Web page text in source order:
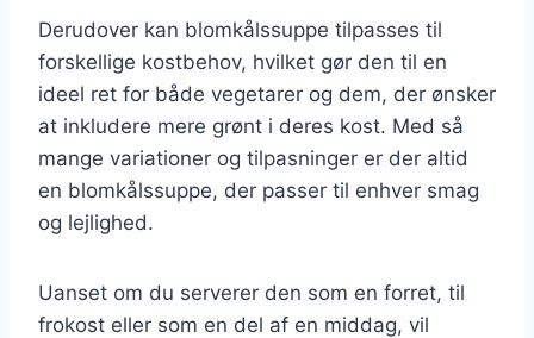
Derudover kan blomkålssuppe tilpasses til
forskellige kostbehov, hvilket gør den til en
ideel ret for både vegetarer og dem, der ønsker
at inkludere mere grønt i deres kost. Med så
mange variationer og tilpasninger er der altid
en blomkålssuppe, der passer til enhver smag
og lejlighed.
Uanset om du serverer den som en forret, til
frokost eller som en del af en middag, vil